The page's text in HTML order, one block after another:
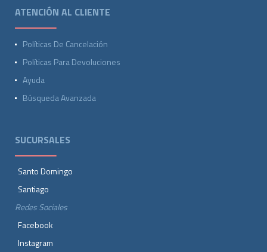
ATENCIÓN AL CLIENTE
Políticas De Cancelación
Políticas Para Devoluciones
Ayuda
Búsqueda Avanzada
SUCURSALES
Santo Domingo
Santiago
Redes Sociales
Facebook
Instagram